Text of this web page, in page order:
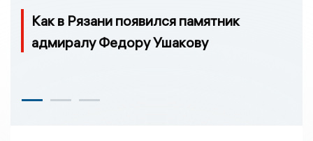
Как в Рязани появился памятник
адмиралу Федору Ушакову